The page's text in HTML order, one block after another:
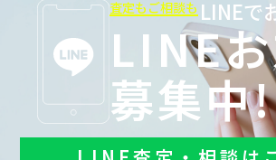
査定もご相談も LINEで
LINE
募集中!